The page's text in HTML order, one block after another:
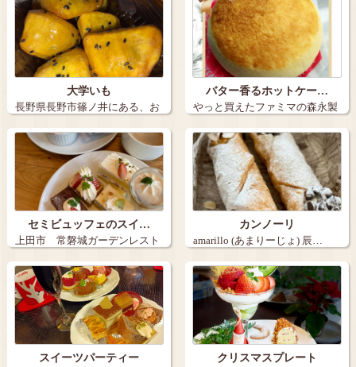
大学いも
長野県長野市篠ノ井にある、お
いも日和の大…
バター香るホットケー…
やっと買えたファミマの森永製
菓監修、バタ…
セミビュッフェのスイ…
上田市 常磐城ガーデンレスト
ランのスイー…
カンノーリ
amarillo (あまりーじょ) 辰…
スイーツパーティー クリスマスプレート